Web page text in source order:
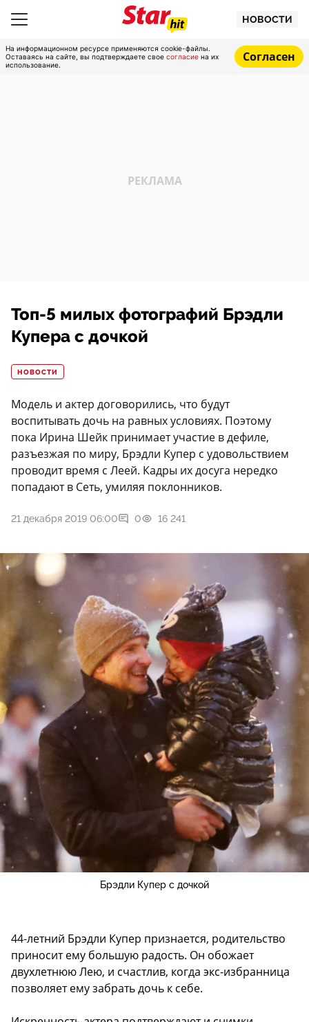
НОВОСТИ
На информационном ресурсе применяются cookie-файлы.
Оставаясь на сайте, вы подтверждаете свое согласие на их
использование.
Согласен
Топ-5 милых фотографий Брэдли
Купера с дочкой
НОВОСТИ
Модель и актер договорились, что будут
воспитывать дочь на равных условиях. Поэтому
пока Ирина Шейк принимает участие в дефиле,
разъезжая по миру, Брэдли Купер с удовольствием
проводит время с Леей. Кадры их досуга нередко
попадают в Сеть, умиляя поклонников.
21 декабря 2019 06:00 0 16 241
Брэдли Купер с дочкой
44-летний Брэдли Купер признается, родительство
приносит ему большую радость. Он обожает
двухлетнюю Лею, и счастлив, когда экс-избранница
позволяет ему забрать дочь к себе.